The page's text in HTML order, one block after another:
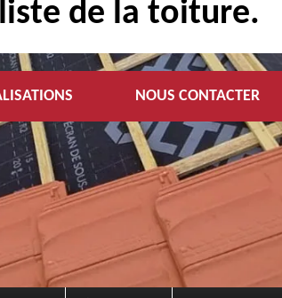
de la toiture.
NOUS CONTACTER